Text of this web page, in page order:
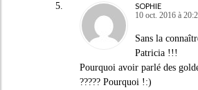
SOPHIE
10 oct. 2016 à
Sans la
Patricia !!!
Pourquoi avoir parlé des
????? Pourquoi !:)